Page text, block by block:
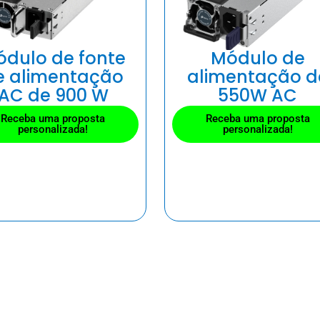
de fonte
alimentação
de 900 W
Receba uma proposta
personalizada!
Módulo de
alimentação
550W AC
Receba uma proposta
personalizada!